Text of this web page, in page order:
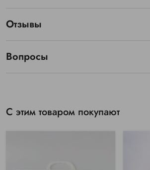
Отзывы
Вопросы
С этим товаром покупают